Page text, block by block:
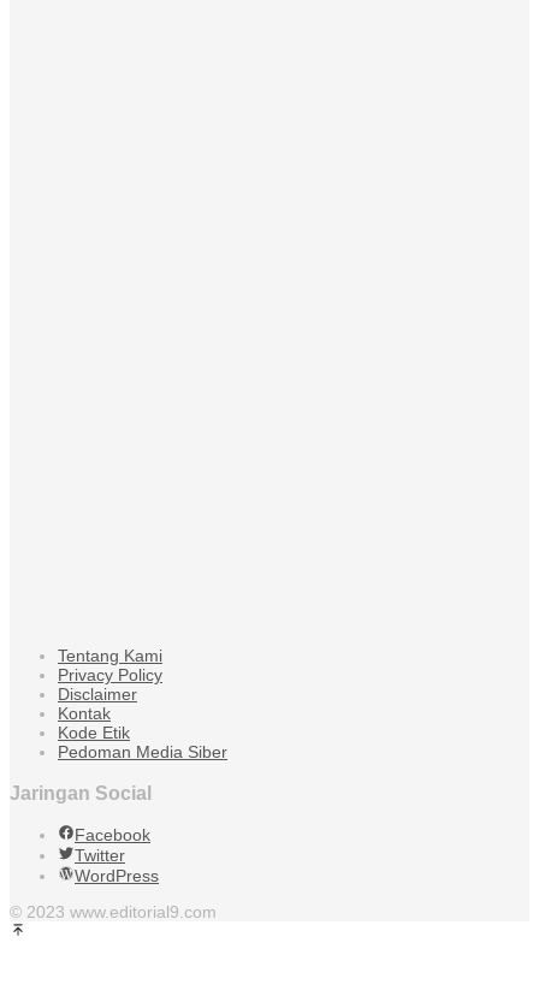
Tentang Kami
Privacy Policy
Disclaimer
Kontak
Kode Etik
Pedoman Media Siber
Jaringan Social
Facebook
Twitter
WordPress
© 2023 www.editorial9.com